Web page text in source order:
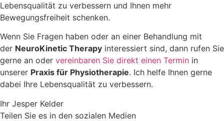
Lebensqualität zu verbessern und Ihnen mehr
Bewegungsfreiheit schenken.
Wenn Sie Fragen haben oder an einer Behandlung mit
der NeuroKinetic Therapy interessiert sind, dann rufen Sie
gerne an oder vereinbaren Sie direkt einen Termin in
unserer Praxis für Physiotherapie. Ich helfe Ihnen gerne
dabei Ihre Lebensqualität zu verbessern.
Ihr Jesper Kelder
Teilen Sie es in den sozialen Medien